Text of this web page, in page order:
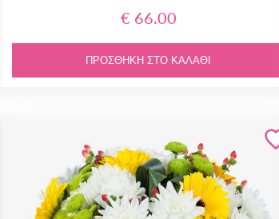
€ 66.00
ΠΡΟΣΘΉΚΗ ΣΤΟ ΚΑΛΆΘΙ